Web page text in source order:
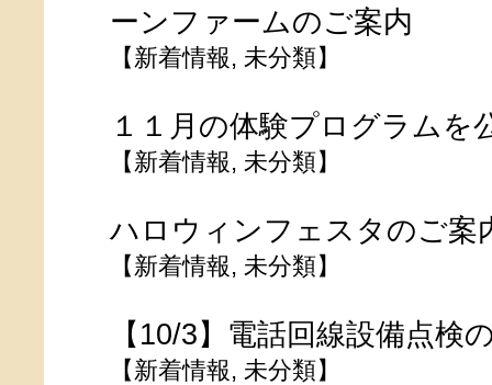
ーンファームのご案内
【 新着情報, 未分類】
１１月の体験プログラムを
【 新着情報, 未分類】
ハロウィンフェスタのご案
【 新着情報, 未分類】
【10/3】電話回線設備点検
【 新着情報, 未分類】